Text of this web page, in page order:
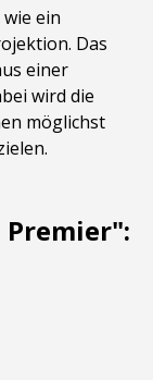
ein
Das
einer
wird die
möglichst